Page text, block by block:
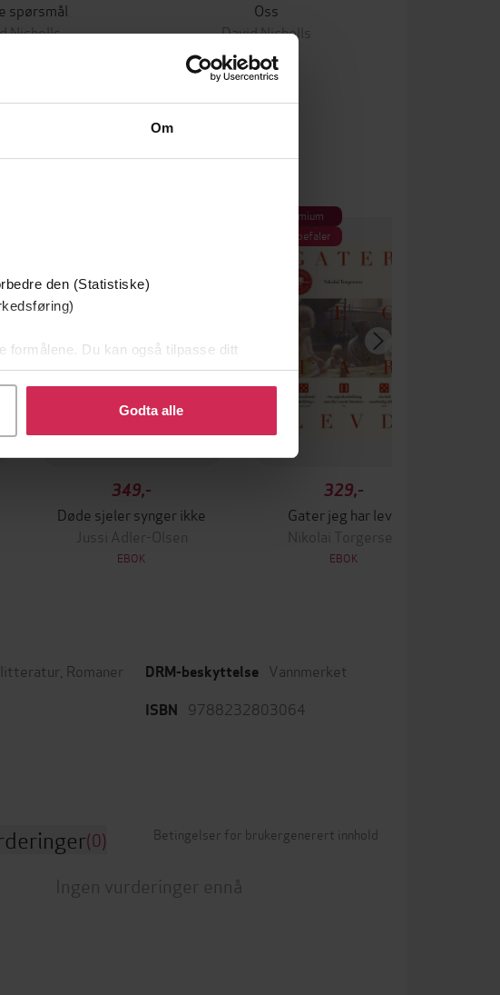
Om
den (Statistiske)
formålene. Du kan også tilpasse ditt
trekke tilbake eller endre ditt samtykke.
Godta alle
spørsmål
Nicholls
Oss
David Nicholls
EBOK
349,-
Døde sjeler synger ikke
Jussi Adler-Olsen
EBOK
Premium
Vi anbefaler
329,-
Gater jeg har levd
Nikolai Torgersen
EBOK
Romaner DRM-beskyttelse Vannmerket
ISBN 9788232803064
(0) Betingelser for brukergenerert innhold
Ingen vurderinger ennå